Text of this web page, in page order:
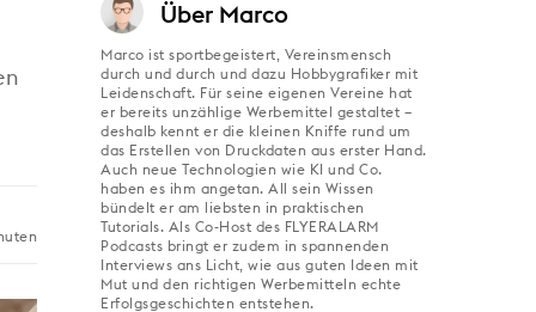
Über Marco
Marco ist sportbegeistert, Vereinsmensch
durch und durch und dazu Hobbygrafiker mit
Leidenschaft. Für seine eigenen Vereine hat
er bereits unzählige Werbemittel gestaltet –
deshalb kennt er die kleinen Kniffe rund um
das Erstellen von Druckdaten aus erster Hand.
Auch neue Technologien wie KI und Co.
haben es ihm angetan. All sein Wissen
bündelt er am liebsten in praktischen
Tutorials. Als Co-Host des FLYERALARM
Podcasts bringt er zudem in spannenden
Interviews ans Licht, wie aus guten Ideen mit
Mut und den richtigen Werbemitteln echte
Erfolgsgeschichten entstehen.